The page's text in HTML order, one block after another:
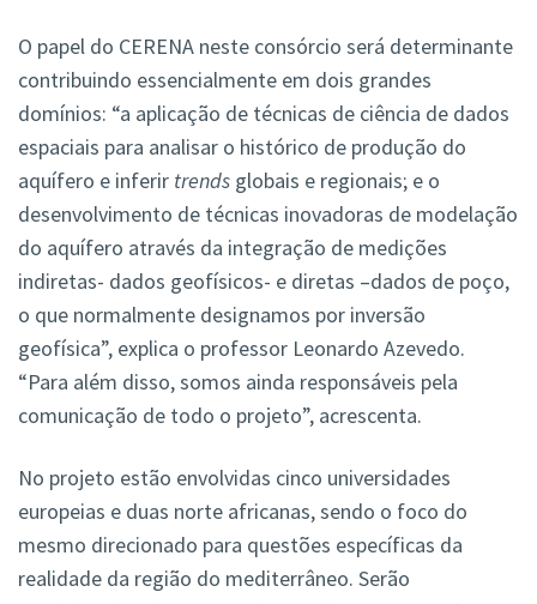
O papel do CERENA neste consórcio será determinante
contribuindo essencialmente em dois grandes
domínios: “a aplicação de técnicas de ciência de dados
espaciais para analisar o histórico de produção do
aquífero e inferir trends globais e regionais; e o
desenvolvimento de técnicas inovadoras de modelação
do aquífero através da integração de medições
indiretas- dados geofísicos- e diretas –dados de poço,
o que normalmente designamos por inversão
geofísica”, explica o professor Leonardo Azevedo.
“Para além disso, somos ainda responsáveis pela
comunicação de todo o projeto”, acrescenta.
No projeto estão envolvidas cinco universidades
europeias e duas norte africanas, sendo o foco do
mesmo direcionado para questões específicas da
realidade da região do mediterrâneo. Serão